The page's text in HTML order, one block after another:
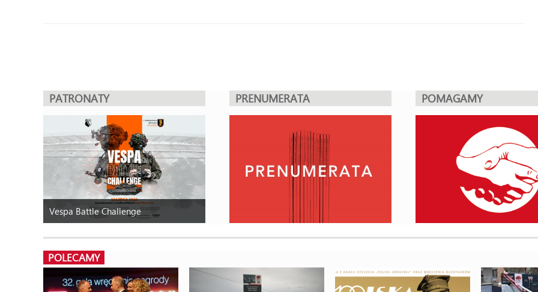
PATRONATY
Vespa Battle Challenge
PRENUMERATA POMAGAMY
POLECAMY